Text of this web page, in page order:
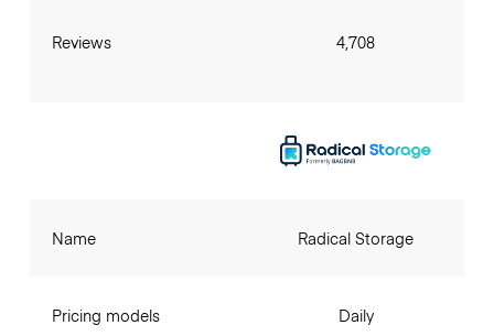
Reviews 4,708
Name
Pricing models
Radical Storage
Daily